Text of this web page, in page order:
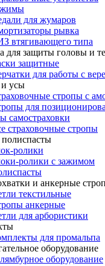
для жумаров
рывка
втягивающего типа
для защиты головы и
защитные
для работы с
усы
стропы с
для
самостраховки
страховочные стропы
ролики
ролики с зажимом
и анкерные
текстильные
анкерные
для арбористики
для промальпа
оборудование
оборудование